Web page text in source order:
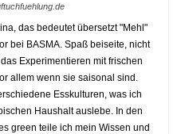
das bedeutet übersetzt "Mehl"
bei BASMA. Spaß beiseite, nicht
Experimentieren mit frischen
allem wenn sie saisonal sind.
Esskulturen, was ich
Haushalt auslebe. In den
green teile ich mein Wissen und